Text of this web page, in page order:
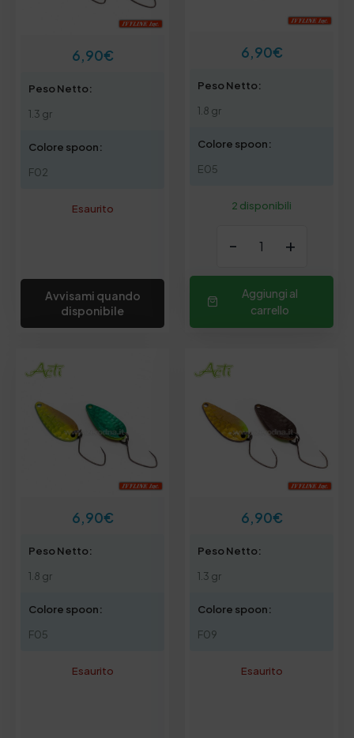
6,90€
Peso Netto:
1.3 gr
Colore spoon:
F02
Esaurito
Avvisami quando
disponibile
6,90€
Peso Netto:
1.8 gr
Colore spoon:
E05
2 disponibili
- +
Aggiungi al
carrello
6,90€
Peso Netto:
1.8 gr
Colore spoon:
F05
Esaurito
6,90€
Peso Netto:
1.3 gr
Colore spoon:
F09
Esaurito